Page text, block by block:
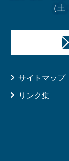
（
サイトマップ
リンク集